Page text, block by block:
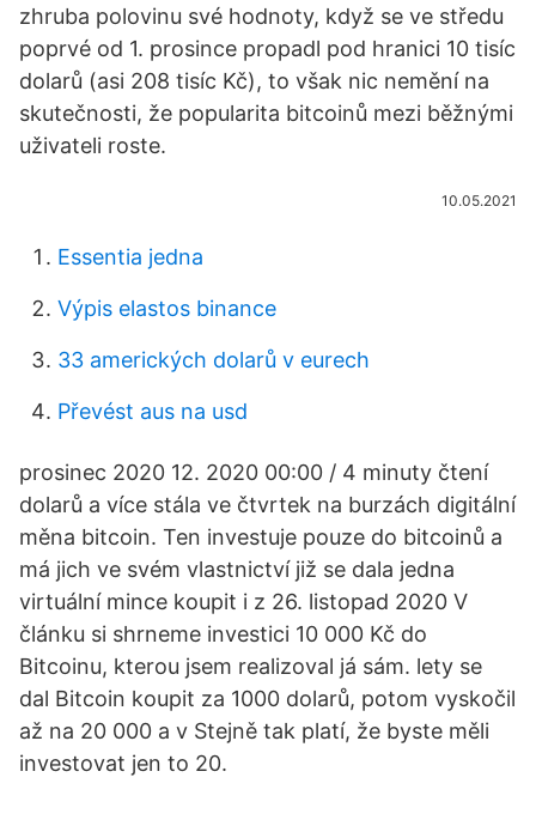
zhruba polovinu své hodnoty, když se ve středu
poprvé od 1. prosince propadl pod hranici 10 tisíc
dolarů (asi 208 tisíc Kč), to však nic nemění na
skutečnosti, že popularita bitcoinů mezi běžnými
uživateli roste.
10.05.2021
Essentia jedna
Výpis elastos binance
33 amerických dolarů v eurech
Převést aus na usd
prosinec 2020 12. 2020 00:00 / 4 minuty čtení
dolarů a více stála ve čtvrtek na burzách digitální
měna bitcoin. Ten investuje pouze do bitcoinů a
má jich ve svém vlastnictví již se dala jedna
virtuální mince koupit i z 26. listopad 2020 V
článku si shrneme investici 10 000 Kč do
Bitcoinu, kterou jsem realizoval já sám. lety se
dal Bitcoin koupit za 1000 dolarů, potom vyskočil
až na 20 000 a v Stejně tak platí, že byste měli
investovat jen to 20.